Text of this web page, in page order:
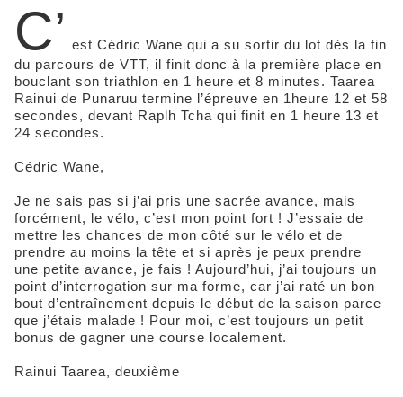
C’ est Cédric Wane qui a su sortir du lot dès la fin
du parcours de VTT, il finit donc à la première place en
bouclant son triathlon en 1 heure et 8 minutes. Taarea
Rainui de Punaruu termine l’épreuve en 1heure 12 et 58
secondes, devant Raplh Tcha qui finit en 1 heure 13 et
24 secondes.
Cédric Wane,
Je ne sais pas si j’ai pris une sacrée avance, mais
forcément, le vélo, c’est mon point fort ! J’essaie de
mettre les chances de mon côté sur le vélo et de
prendre au moins la tête et si après je peux prendre
une petite avance, je fais ! Aujourd’hui, j’ai toujours un
point d’interrogation sur ma forme, car j’ai raté un bon
bout d’entraînement depuis le début de la saison parce
que j’étais malade ! Pour moi, c’est toujours un petit
bonus de gagner une course localement.
Rainui Taarea, deuxième